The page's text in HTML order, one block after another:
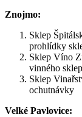
Znojmo:
Sklep
prohlídky
Sklep Víno
vinného
Sklep
ochutnávky
Velké Pavlovice: